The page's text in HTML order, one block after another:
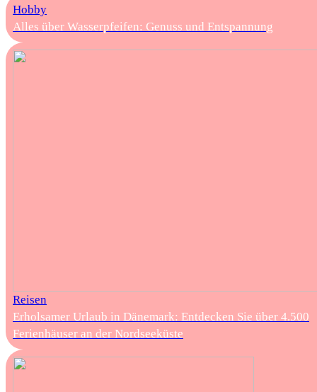
Hobby
Alles über Wasserpfeifen: Genuss und Entspannung
Reisen
Erholsamer Urlaub in Dänemark: Entdecken Sie über 4.500
Ferienhäuser an der Nordseeküste